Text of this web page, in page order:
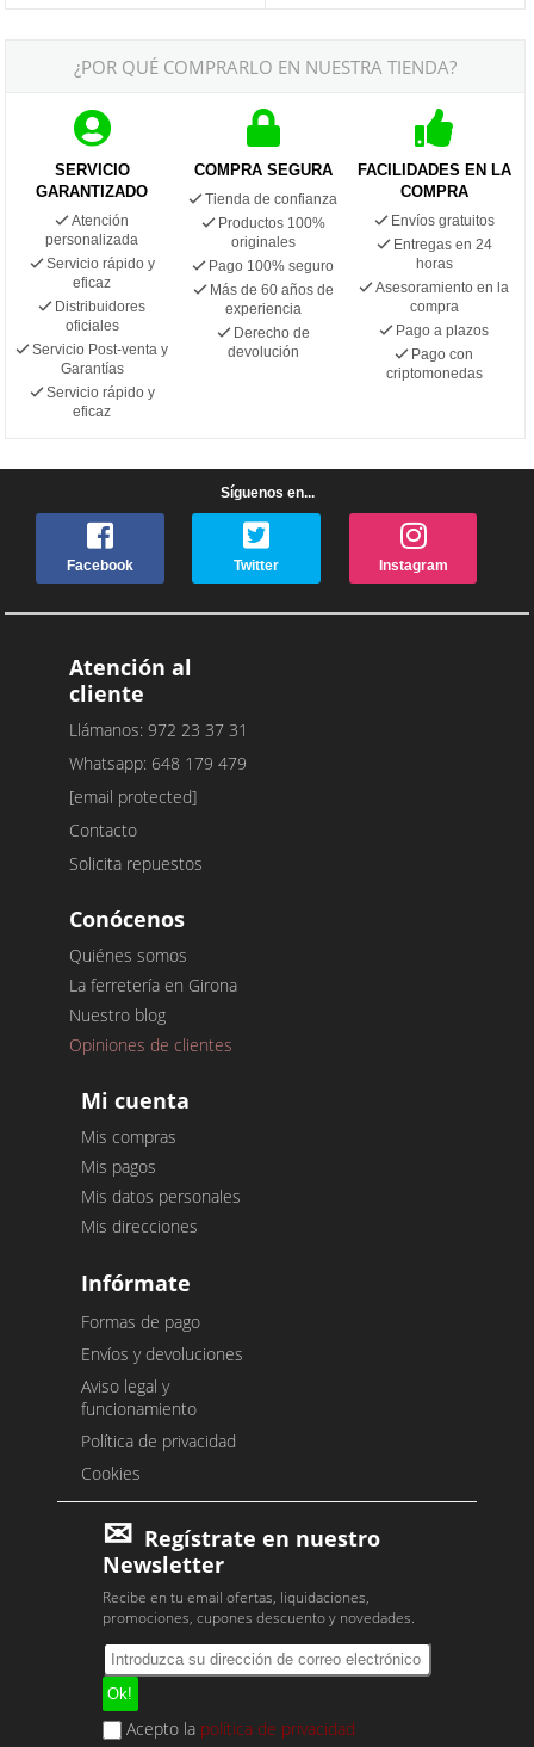
¿POR QUÉ COMPRARLO EN NUESTRA TIENDA?
SERVICIO
GARANTIZADO
Atención
personalizada
Servicio rápido y
eficaz
Distribuidores
oficiales
Servicio Post-venta y
Garantías
Servicio rápido y
eficaz
COMPRA SEGURA
Tienda de confianza
Productos 100%
originales
Pago 100% seguro
Más de 60 años de
experiencia
Derecho de
devolución
FACILIDADES EN LA
COMPRA
Envíos gratuitos
Entregas en 24
horas
Asesoramiento en la
compra
Pago a plazos
Pago con
criptomonedas
Síguenos en...
Facebook Twitter Instagram
Atención al
cliente
Llámanos: 972 23 37 31
Whatsapp: 648 179 479
[email protected]
Contacto
Solicita repuestos
Conócenos
Quiénes somos
La ferretería en Girona
Nuestro blog
Opiniones de clientes
Mi cuenta
Mis compras
Mis pagos
Mis datos personales
Mis direcciones
Infórmate
Formas de pago
Envíos y devoluciones
Aviso legal y
funcionamiento
Política de privacidad
Cookies
Regístrate en nuestro
Newsletter
Recibe en tu email ofertas, liquidaciones,
promociones, cupones descuento y novedades.
Acepto la política de privacidad